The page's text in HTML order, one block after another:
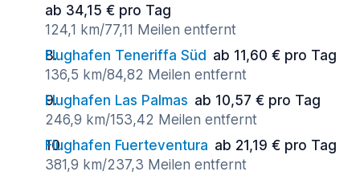
ab 34,15 € pro Tag
124,1 km/77,11 Meilen entfernt
Flughafen Teneriffa Süd ab 11,60 € pro Tag
136,5 km/84,82 Meilen entfernt
Flughafen Las Palmas ab 10,57 € pro Tag
246,9 km/153,42 Meilen entfernt
Flughafen Fuerteventura ab 21,19 € pro Tag
381,9 km/237,3 Meilen entfernt